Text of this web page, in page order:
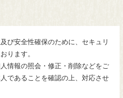
び安全性確保のために、セキュリ
ります。
情報の照会・修正・削除などをご
であることを確認の上、対応させ